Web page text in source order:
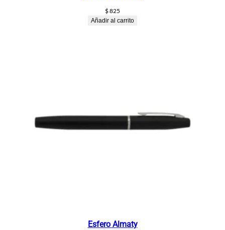
$825
Añadir al carrito
Esfero Almaty